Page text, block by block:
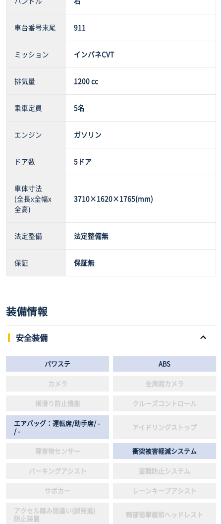
車台番号末尾 911
ミッション インパネCVT
排気量 1200 cc
乗車定員 5名
エンジン ガソリン
ドア数 5ドア
車体寸法
(全長x全幅x
全高)
3710×1620×1765(mm)
法定整備 法定整備無
保証 保証無
装備情報
安全装備
パワステ ABS
カメラ 全周囲カメラ
横滑り防止機能 クルーズコントロール
エアバッグ：運転席/助手席/ -
/ -
アイドリングストップ
障害物センサー 衝突被害軽減システム
パーキングアシスト 盗難防止システム
サポカー レーンキープアシスト
アクセル踏み間違い(誤発進)
防止装置
頸部衝撃緩和ヘッドレスト